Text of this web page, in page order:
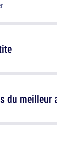
du meilleur